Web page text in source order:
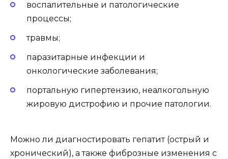
воспалительные и патологические
процессы;
травмы;
паразитарные инфекции и
онкологические заболевания;
портальную гипертензию, неалкогольную
жировую дистрофию и прочие патологии.
Можно ли диагностировать гепатит (острый и
хронический), а также фиброзные изменения с